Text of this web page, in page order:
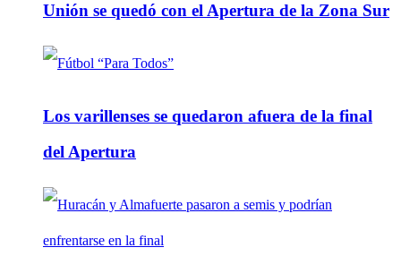
Unión se quedó con el Apertura de la Zona Sur
Los varillenses se quedaron afuera de la final
del Apertura